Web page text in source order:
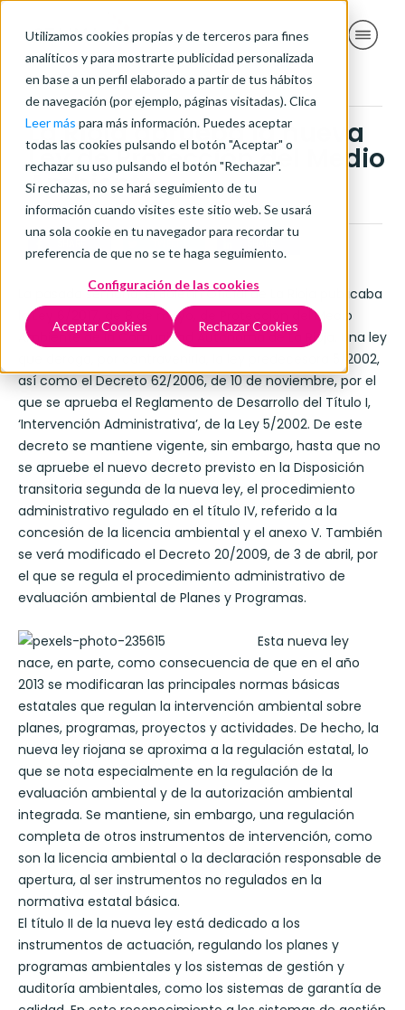
Utilizamos cookies propias y de terceros para fines
analíticos y para mostrarte publicidad personalizada
en base a un perfil elaborado a partir de tus hábitos
de navegación (por ejemplo, páginas visitadas). Clica
Leer más para más información. Puedes aceptar
todas las cookies pulsando el botón "Aceptar" o
rechazar su uso pulsando el botón "Rechazar".
Si rechazas, no se hará seguimiento de tu
información cuando visites este sitio web. Se usará
una sola cookie en tu navegador para recordar tu
preferencia de que no se te haga seguimiento.
Configuración de las cookies
Aceptar Cookies Rechazar Cookies
La Rioja aprueba la nueva
Ley de Protección del Medio
Ambiente
mayo 16, 2017
La pasada semana, el Boletín Oficial de La Rioja publicaba
la Ley 6/2017, de 8 de mayo, de Protección del Medio
Ambiente de la Comunidad Autónoma de La Rioja. Una ley
que deroga, por contravenirla, la ley predecesora 5/2002,
así como el Decreto 62/2006, de 10 de noviembre, por el
que se aprueba el Reglamento de Desarrollo del Título I,
‘Intervención Administrativa’, de la Ley 5/2002. De este
decreto se mantiene vigente, sin embargo, hasta que no
se apruebe el nuevo decreto previsto en la Disposición
transitoria segunda de la nueva ley, el procedimiento
administrativo regulado en el título IV, referido a la
concesión de la licencia ambiental y el anexo V. También
se verá modificado el Decreto 20/2009, de 3 de abril, por
el que se regula el procedimiento administrativo de
evaluación ambiental de Planes y Programas.
Esta nueva ley
nace, en parte, como consecuencia de que en el año
2013 se modificaran las principales normas básicas
estatales que regulan la intervención ambiental sobre
planes, programas, proyectos y actividades. De hecho, la
nueva ley riojana se aproxima a la regulación estatal, lo
que se nota especialmente en la regulación de la
evaluación ambiental y de la autorización ambiental
integrada. Se mantiene, sin embargo, una regulación
completa de otros instrumentos de intervención, como
son la licencia ambiental o la declaración responsable de
apertura, al ser instrumentos no regulados en la
normativa estatal básica.
El título II de la nueva ley está dedicado a los
instrumentos de actuación, regulando los planes y
programas ambientales y los sistemas de gestión y
auditoría ambientales, como los sistemas de garantía de